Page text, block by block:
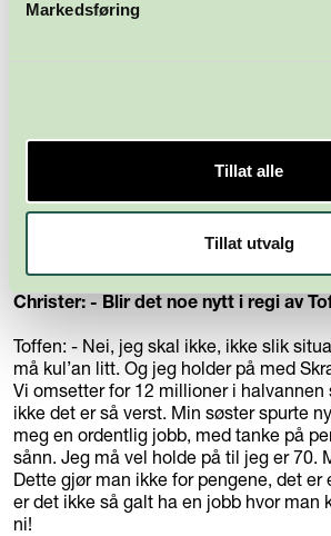
Markedsføring
Tillat alle
Tillat utvalg
Toffen: - LCD Soundsystems, som er
også headliner på Glastonbury og
Christer: - Kan det bli en ny type
mer strandfest, enn festival. De må
begynne å tenke på innholdet, det er
tiden akkurat nå, det de holder på med.
Christer: - Blir det noe nytt i regi av
Toffen: - Nei, jeg skal ikke, ikke slik
må kul’an litt. Og jeg holder på med
Vi omsetter for 12 millioner i
ikke det er så verst. Min søster spurte
meg en ordentlig jobb, med tanke på
sånn. Jeg må vel holde på til jeg er 70.
Dette gjør man ikke for pengene, det er
er det ikke så galt ha en jobb hvor man
ni!